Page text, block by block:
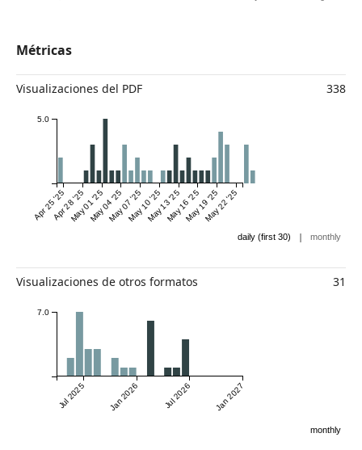
Métricas
Visualizaciones del PDF 338
Apr 25 '25Apr 28 '25May 01 '25May 04 '25May 07 '25May 10 '25May 13 '25May 16 '25May 19 '25May 22 '25
5.0
daily (first 30) | monthly
Visualizaciones de otros formatos 31
Jul 2025 Jan 2026 Jul 2026 Jan 2027
7.0
monthly